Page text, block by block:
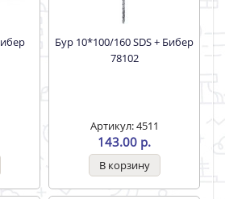
Бур 10*100/160 SDS + Бибер
78102
Артикул: 4511
143.00 р.